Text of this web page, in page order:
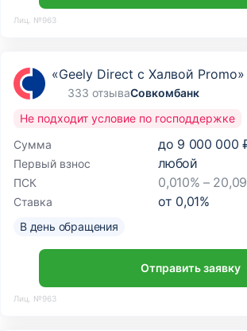
Лиц. №963
«Geely Direct с Халвой Promo»
333 отзываСовкомбанк
Сумма до 9 000 000
Первый взнос любой
ПСК 0,010% –
Ставка от 0,01%
Не подходит условие по господдержке
В день обращения
Отправить заявку
Лиц. №963